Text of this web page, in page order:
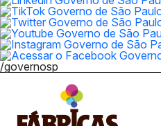
/governosp